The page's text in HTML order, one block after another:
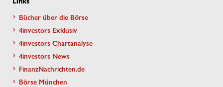
Bücher über die Börse
4investors Exklusiv
4investors Chartanalyse
4investors News
FinanzNachrichten.de
Börse München